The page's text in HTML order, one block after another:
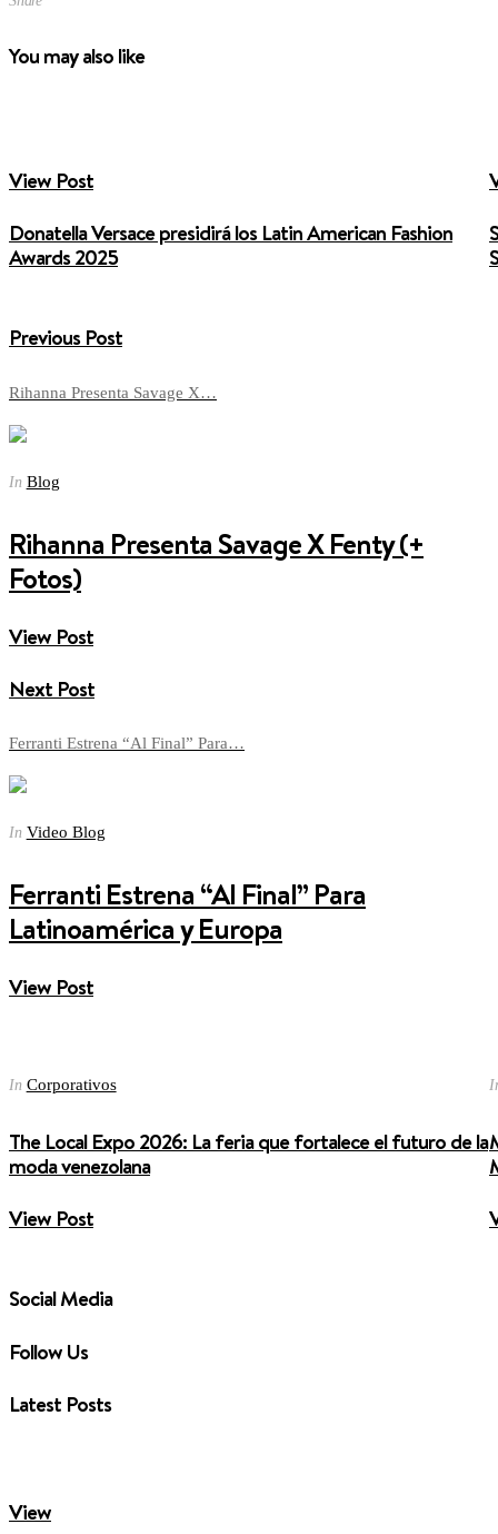
You may also like
View Post
Donatella Versace presidirá los Latin American Fashion
Awards 2025
Previous Post
Rihanna Presenta Savage X…
In Blog
Rihanna Presenta Savage X Fenty (+
Fotos)
View Post
Next Post
Ferranti Estrena “Al Final” Para…
In Video Blog
Ferranti Estrena “Al Final” Para
Latinoamérica y Europa
View Post
In Corporativos
The Local Expo 2026: La feria que fortalece el futuro de la
moda venezolana
View Post
Social Media
Follow Us
Latest Posts
View